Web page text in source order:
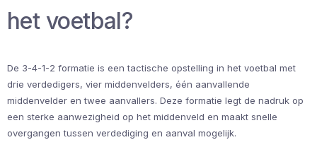
het voetbal?
De 3-4-1-2 formatie is een tactische opstelling in het voetbal met
drie verdedigers, vier middenvelders, één aanvallende
middenvelder en twee aanvallers. Deze formatie legt de nadruk op
een sterke aanwezigheid op het middenveld en maakt snelle
overgangen tussen verdediging en aanval mogelijk.